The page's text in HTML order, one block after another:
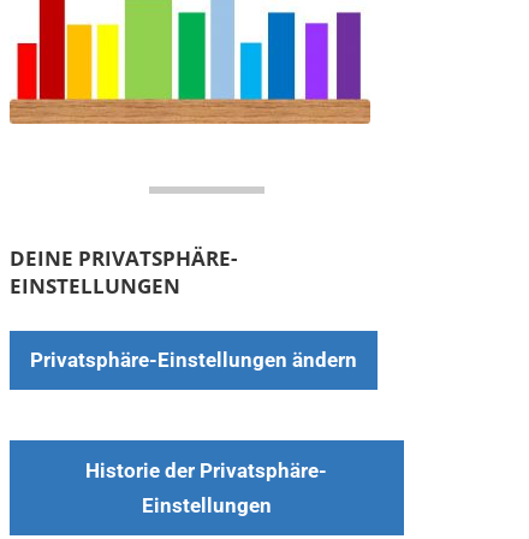
DEINE PRIVATSPHÄRE-
EINSTELLUNGEN
Privatsphäre-Einstellungen ändern
Historie der Privatsphäre-
Einstellungen